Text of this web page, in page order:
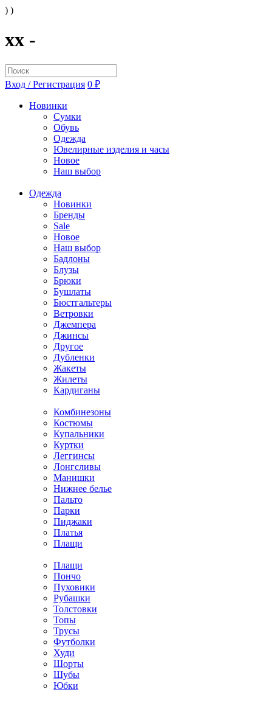
) )
xx -
Вход / Регистрация 0 ₽
Новинки
Сумки
Обувь
Одежда
Ювелирные изделия и часы
Новое
Наш выбор
Одежда
Новинки
Бренды
Sale
Новое
Наш выбор
Бадлоны
Блузы
Брюки
Бушлаты
Бюстгальтеры
Ветровки
Джемпера
Джинсы
Другое
Дубленки
Жакеты
Жилеты
Кардиганы
Комбинезоны
Костюмы
Купальники
Куртки
Леггинсы
Лонгсливы
Манишки
Нижнее белье
Пальто
Парки
Пиджаки
Платья
Плащи
Плащи
Пончо
Пуховики
Рубашки
Толстовки
Топы
Трусы
Футболки
Худи
Шорты
Шубы
Юбки